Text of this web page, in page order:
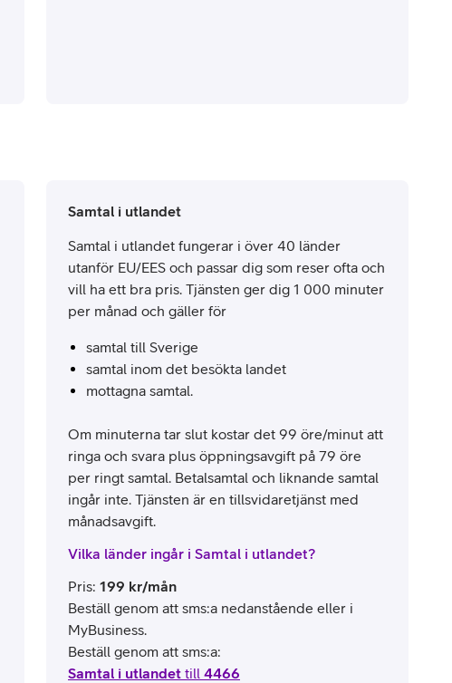
Samtal i utlandet
Samtal i utlandet fungerar i över 40 länder
utanför EU/EES och passar dig som reser ofta och
vill ha ett bra pris. Tjänsten ger dig 1 000 minuter
per månad och gäller för
samtal till Sverige
samtal inom det besökta landet
mottagna samtal.
Om minuterna tar slut kostar det 99 öre/minut att
ringa och svara plus öppningsavgift på 79 öre
per ringt samtal. Betalsamtal och liknande samtal
ingår inte. Tjänsten är en tillsvidaretjänst med
månadsavgift.
Vilka länder ingår i Samtal i utlandet?
Pris: 199 kr/mån
Beställ genom att sms:a nedanstående eller i
MyBusiness.
Beställ genom att sms:a:
Samtal i utlandet till 4466